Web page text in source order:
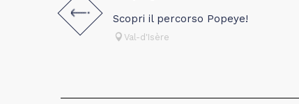
Scopri il percorso Popeye!
Val-d'Isère